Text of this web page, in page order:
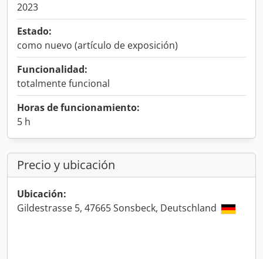
2023
Estado:
como nuevo (artículo de exposición)
Funcionalidad:
totalmente funcional
Horas de funcionamiento:
5 h
Precio y ubicación
Ubicación:
Gildestrasse 5, 47665 Sonsbeck, Deutschland